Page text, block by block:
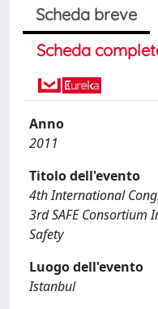
Scheda breve
Scheda
Anno
2011
Titolo dell'evento
4th International
3rd SAFE Consortium
Safety
Luogo dell'evento
Istanbul